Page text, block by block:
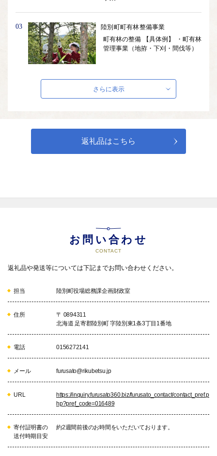
03
陸別町町有林整備事業
町有林の整備 【具体例】 ・町有林
管理事業（地拵・下刈・間伐等）
陸別町いきいき産業支援基金
産業の振興 【具体例】 ・優良家畜
齢者福祉施設（福寿荘)管理事業 ・
老人福祉関係補助事業（デイサー
ビスセンター運営補助等） ・介護
07
陸別町地球温暖化対策基金
地球温暖化対策の推進 ＜具体例＞
08
町長にお任せ ・ふるさと整備基金
として活用を予定しております。
さらに表示
返礼品はこちら
お問い合わせ
CONTACT
返礼品や発送等については下記までお問い合わせください。
担当 陸別町役場総務課企画財政室
住所
〒 0894311
北海道 足寄郡陸別町 字陸別東1条3丁目1番地
電話 0156272141
メール furusato@rikubetsu.jp
URL
https://inquiry.furusato360.biz/furusato_contact/contact_pref.p
hp?pref_code=016489
寄付証明書の
送付時期目安
約2週間前後のお時間をいただいております。